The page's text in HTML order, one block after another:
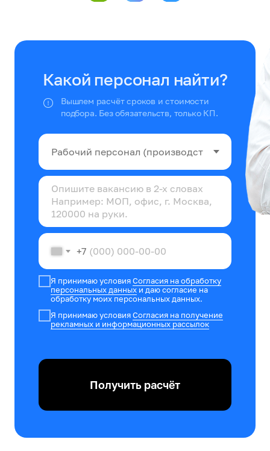
Какой персонал найти?
Вышлем расчёт сроков и стоимости
подбора. Без обязательств, только КП.
+7
Я принимаю условияСогласия на обработку
персональных данных и даю согласие на
обработку моих персональных данных.
Я принимаю условияСогласия на получение
рекламных и информационных рассылок
Получить расчёт